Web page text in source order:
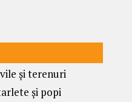
și terenuri
și popi